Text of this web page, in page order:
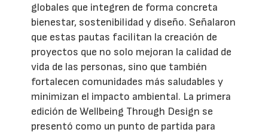
globales que integren de forma concreta
bienestar, sostenibilidad y diseño. Señalaron
que estas pautas facilitan la creación de
proyectos que no solo mejoran la calidad de
vida de las personas, sino que también
fortalecen comunidades más saludables y
minimizan el impacto ambiental. La primera
edición de Wellbeing Through Design se
presentó como un punto de partida para